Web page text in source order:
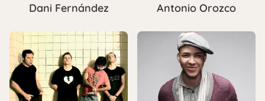
Dani Fernández Antonio Orozco